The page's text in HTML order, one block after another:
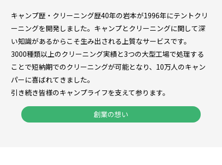
キャンプ歴・クリーニング歴40年の岩本が1996年にテントクリ
ーニングを開発しました。キャンプとクリーニングに関して深
い知識があるからこそ生み出される上質なサービスです。
3000種類以上のクリーニング実績と3つの大型工場で処理する
ことで短納期でのクリーニングが可能となり、10万人のキャン
パーに喜ばれてきました。
引き続き皆様のキャンプライフを支えて参ります。
創業の想い